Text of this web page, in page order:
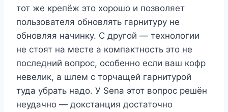
тот же крепёж это хорошо и позволяет
пользователя обновлять гарнитуру не
обновляя начинку. С другой — технологии
не стоят на месте а компактность это не
последний вопрос, особенно если ваш кофр
невелик, а шлем с торчащей гарнитурой
туда убрать надо. У Sena этот вопрос решён
неудачно — докстанция достаточно